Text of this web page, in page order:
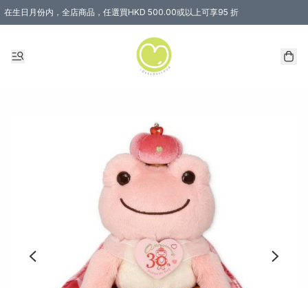
在生日月份内，全店商品，任選買HKD 500.00或以上可享95 折